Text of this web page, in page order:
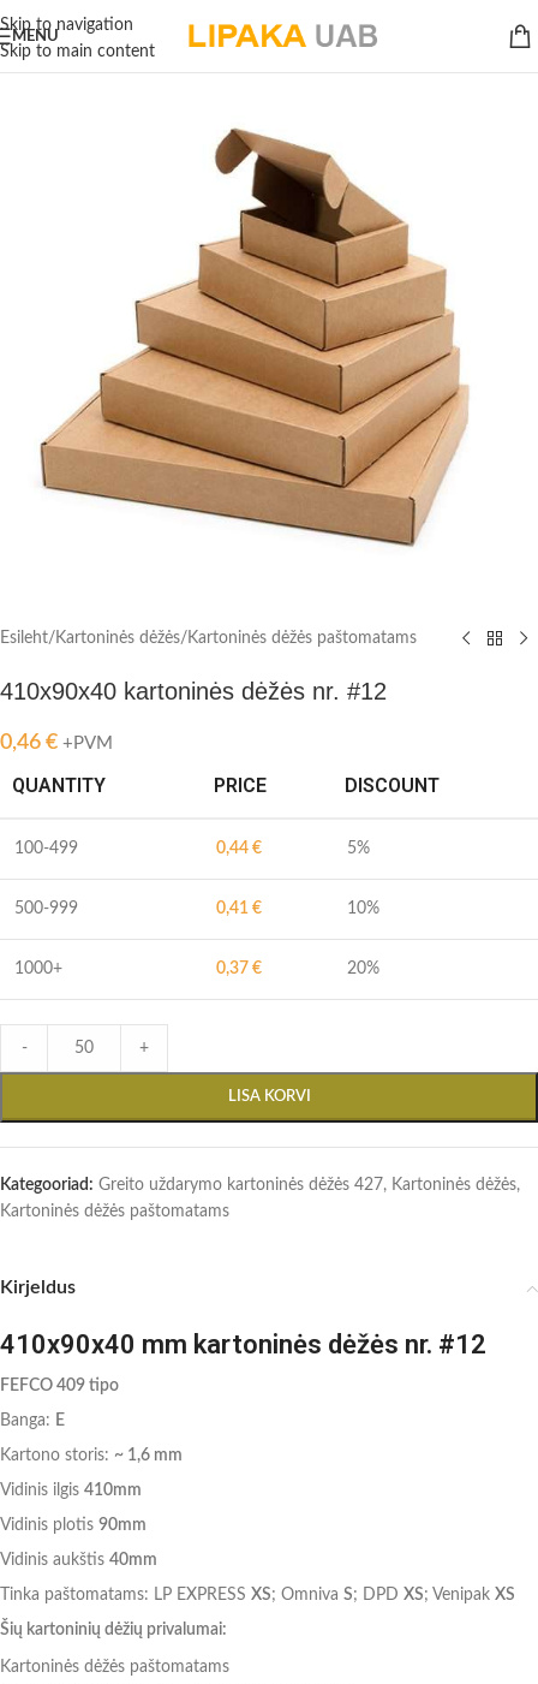
Skip to navigation
Skip to main content
MENU
Esileht/ Kartoninės dėžės/ Kartoninės dėžės paštomatams
410x90x40 kartoninės dėžės nr. #12
0,46 € +PVM
QUANTITY PRICE DISCOUNT
100-499 0,44 € 5%
500-999 0,41 € 10%
1000+ 0,37 € 20%
- +
LISA KORVI
Kategooriad: Greito uždarymo kartoninės dėžės 427, Kartoninės dėžės,
Kartoninės dėžės paštomatams
Kirjeldus
410x90x40 mm kartoninės dėžės nr. #12
FEFCO 409 tipo
Banga: E
Kartono storis: ~ 1,6 mm
Vidinis ilgis 410mm
Vidinis plotis 90mm
Vidinis aukštis 40mm
Tinka paštomatams: LP EXPRESS XS; Omniva S; DPD XS; Venipak XS
Šių kartoninių dėžių privalumai:
Kartoninės dėžės paštomatams